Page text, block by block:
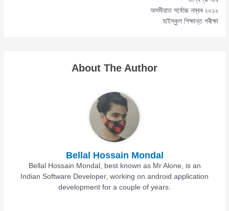
অসমীয়াত সৰ্বোচ্চ নম্বৰ ২০১২
হাইস্কুল শিক্ষান্ত পৰীক্ষা
About The Author
Bellal Hossain Mondal
Bellal Hossain Mondal, best known as Mr Alone, is an
Indian Software Developer, working on android application
development for a couple of years.